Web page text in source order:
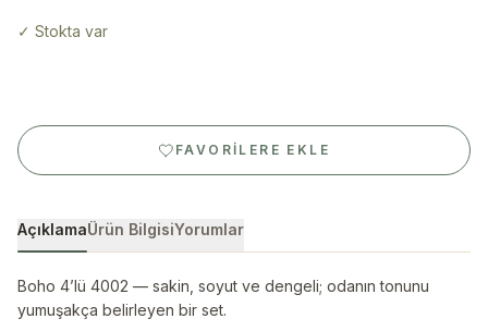
✓ Stokta var
FAVORILERE EKLE
AçıklamaÜrün BilgisiYorumlar
Boho 4’lü 4002 — sakin, soyut ve dengeli; odanın tonunu
yumuşakça belirleyen bir set.